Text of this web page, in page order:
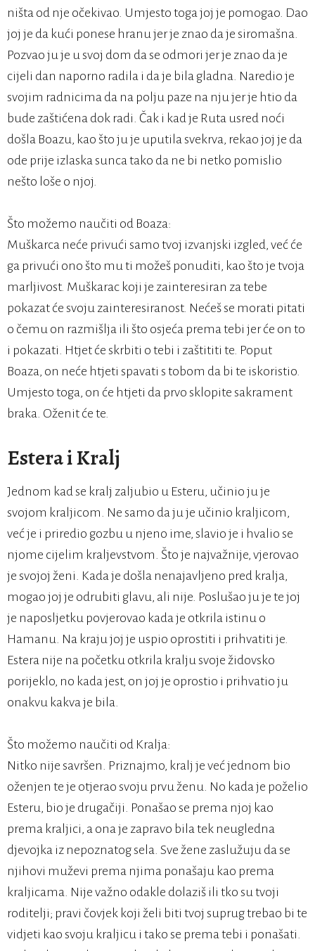
ništa od nje očekivao. Umjesto toga joj je pomogao. Dao
joj je da kući ponese hranu jer je znao da je siromašna.
Pozvao ju je u svoj dom da se odmori jer je znao da je
cijeli dan naporno radila i da je bila gladna. Naredio je
svojim radnicima da na polju paze na nju jer je htio da
bude zaštićena dok radi. Čak i kad je Ruta usred noći
došla Boazu, kao što ju je uputila svekrva, rekao joj je da
ode prije izlaska sunca tako da ne bi netko pomislio
nešto loše o njoj.
Što možemo naučiti od Boaza:
Muškarca neće privući samo tvoj izvanjski izgled, već će
ga privući ono što mu ti možeš ponuditi, kao što je tvoja
marljivost. Muškarac koji je zainteresiran za tebe
pokazat će svoju zainteresiranost. Nećeš se morati pitati
o čemu on razmišlja ili što osjeća prema tebi jer će on to
i pokazati. Htjet će skrbiti o tebi i zaštititi te. Poput
Boaza, on neće htjeti spavati s tobom da bi te iskoristio.
Umjesto toga, on će htjeti da prvo sklopite sakrament
braka. Oženit će te.
Estera i Kralj
Jednom kad se kralj zaljubio u Esteru, učinio ju je
svojom kraljicom. Ne samo da ju je učinio kraljicom,
već je i priredio gozbu u njeno ime, slavio je i hvalio se
njome cijelim kraljevstvom. Što je najvažnije, vjerovao
je svojoj ženi. Kada je došla nenajavljeno pred kralja,
mogao joj je odrubiti glavu, ali nije. Poslušao ju je te joj
je naposljetku povjerovao kada je otkrila istinu o
Hamanu. Na kraju joj je uspio oprostiti i prihvatiti je.
Estera nije na početku otkrila kralju svoje židovsko
porijeklo, no kada jest, on joj je oprostio i prihvatio ju
onakvu kakva je bila.
Što možemo naučiti od Kralja:
Nitko nije savršen. Priznajmo, kralj je već jednom bio
oženjen te je otjerao svoju prvu ženu. No kada je poželio
Esteru, bio je drugačiji. Ponašao se prema njoj kao
prema kraljici, a ona je zapravo bila tek neugledna
djevojka iz nepoznatog sela. Sve žene zaslužuju da se
njihovi muževi prema njima ponašaju kao prema
kraljicama. Nije važno odakle dolaziš ili tko su tvoji
roditelji; pravi čovjek koji želi biti tvoj suprug trebao bi te
vidjeti kao svoju kraljicu i tako se prema tebi i ponašati.